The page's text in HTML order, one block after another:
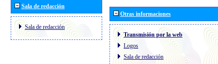
Sala de redacción
Sala de redacción
Otras informaciones
Transmisión por la web
Logos
Sala de redacción